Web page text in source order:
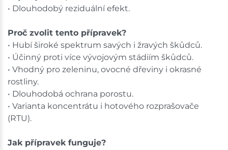
• Dlouhodobý reziduální efekt.
Proč zvolit tento přípravek?
• Hubí široké spektrum savých i žravých škůdců.
• Účinný proti více vývojovým stádiím škůdců.
• Vhodný pro zeleninu, ovocné dřeviny i okrasné
rostliny.
• Dlouhodobá ochrana porostu.
• Varianta koncentrátu i hotového rozprašovače
(RTU).
Jak přípravek funguje?